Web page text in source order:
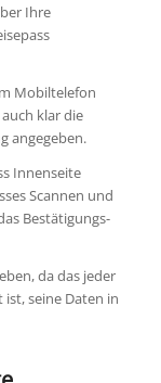
Ihre
Mobiltelefon
klar die
angegeben.
Innenseite
Scannen und
Bestätigungs-
da das jeder
seine Daten in